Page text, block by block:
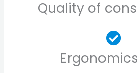
Quality of